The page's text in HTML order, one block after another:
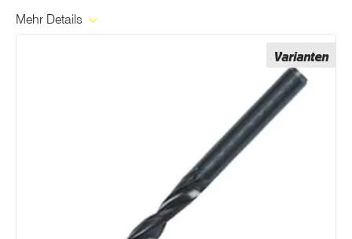
Link
Mehr Details
Varianten